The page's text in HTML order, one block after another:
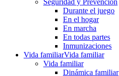
Seguridad y Prevención
Durante el juego
En el hogar
En marcha
En todas partes
Inmunizaciones
Vida familiarVida familiar
Vida familiar
Dinámica familiar